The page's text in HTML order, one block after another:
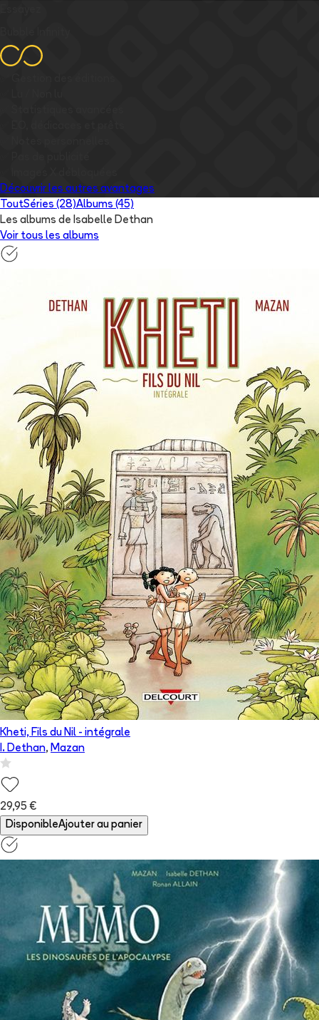
Découvrir les autres avantages
ToutSéries (28)Albums (45)
Les albums de Isabelle Dethan
Voir tous les albums
Kheti, Fils du Nil - intégrale
I. Dethan, Mazan
29,95 €
DisponibleAjouter au panier